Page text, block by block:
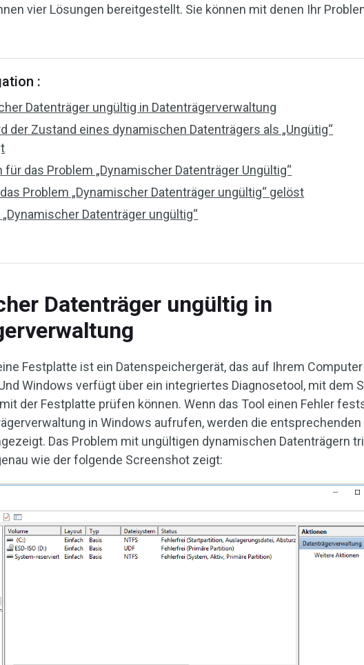
vier Lösungen bereitgestellt. Sie können mit denen Ihr
:
Datenträger ungültig in Datenträgerverwaltung
der Zustand eines dynamischen Datenträgers als „Ungütig“
für das Problem „Dynamischer Datenträger Ungültig“
Problem „Dynamischer Datenträger ungültig“ gelöst
Datenträger ungültig“
Datenträger ungültig in
Festplatte ist ein Datenspeichergerät, das auf Ihrem Computer
Windows verfügt über ein integriertes Diagnosetool, mit dem
der Festplatte prüfen können. Wenn das Tool einen Fehler
in Windows aufrufen, werden die entsprechenden
Das Problem mit ungültigen dynamischen Datenträgern
wie der folgende Screenshot zeigt: